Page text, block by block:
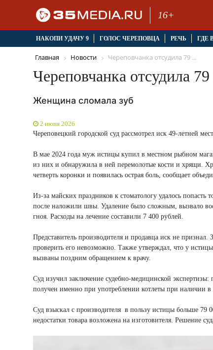
16+
НАКОПИ УДАЧУ 9 ГОЛОС ЧЕРЕПОВЦА РЕЧЬ ГДЕ
Главная Новости Череповчанка отсудила 79 ...
Череповчанка отсудила
Женщина сломала зуб
2 июня 2026
Череповецкий городской суд рассмотрел иск 49-летней
В мае 2024 года муж истицы купил в местном рыбном
из них и обнаружила в ней перемолотые кости и хрящи.
четверть коронки и появилась острая боль, сообщает
Из-за майских праздников к стоматологу удалось попасть
после наложили швы. Удаление было сложным, вызвало
гноя. Расходы на лечение составили 7 400 рублей.
Представитель производителя и продавца иск не признал.
проверить его невозможно. Также утверждал, что у
вызваны поздним обращением к врачу.
Суд изучил заключение судебно-медицинской экспертизы:
получен именно при употреблении котлеты при наличии в
Суд взыскал с производителя в пользу истицы больше 79
недостатки товара возложена на изготовителя. Решение